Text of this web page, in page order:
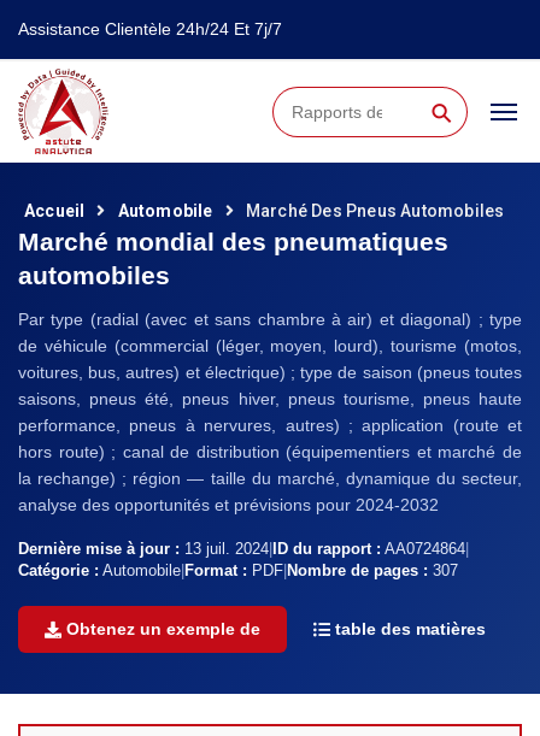
Assistance Clientèle 24h/24 Et 7j/7
⚲
Accueil Automobile Marché Des Pneus Automobiles
Marché mondial des pneumatiques
automobiles
Par type (radial (avec et sans chambre à air) et diagonal) ; type
de véhicule (commercial (léger, moyen, lourd), tourisme (motos,
voitures, bus, autres) et électrique) ; type de saison (pneus toutes
saisons, pneus été, pneus hiver, pneus tourisme, pneus haute
performance, pneus à nervures, autres) ; application (route et
hors route) ; canal de distribution (équipementiers et marché de
la rechange) ; région — taille du marché, dynamique du secteur,
analyse des opportunités et prévisions pour 2024-2032
Dernière mise à jour : 13 juil. 2024 ID du rapport : AA0724864
Catégorie : Automobile Format : PDF Nombre de pages : 307
Obtenez un exemple de table des matières